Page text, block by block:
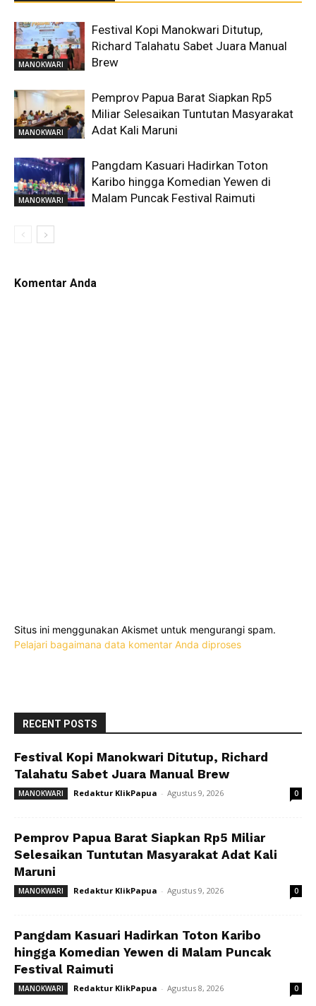
MANOKWARI
Festival Kopi Manokwari Ditutup,
Richard Talahatu Sabet Juara Manual
Brew
MANOKWARI
Pemprov Papua Barat Siapkan Rp5
Miliar Selesaikan Tuntutan Masyarakat
Adat Kali Maruni
MANOKWARI
Pangdam Kasuari Hadirkan Toton
Karibo hingga Komedian Yewen di
Malam Puncak Festival Raimuti
Komentar Anda
Situs ini menggunakan Akismet untuk mengurangi spam.
Pelajari bagaimana data komentar Anda diproses
RECENT POSTS
Festival Kopi Manokwari Ditutup, Richard
Talahatu Sabet Juara Manual Brew
MANOKWARI Redaktur KlikPapua - Agustus 9, 2026 0
Pemprov Papua Barat Siapkan Rp5 Miliar
Selesaikan Tuntutan Masyarakat Adat Kali
Maruni
MANOKWARI Redaktur KlikPapua - Agustus 9, 2026 0
Pangdam Kasuari Hadirkan Toton Karibo
hingga Komedian Yewen di Malam Puncak
Festival Raimuti
MANOKWARI Redaktur KlikPapua - Agustus 8, 2026 0